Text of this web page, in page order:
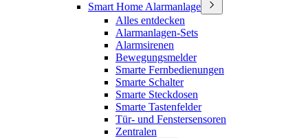
Smart Home Alarmanlage
Alles entdecken
Alarmanlagen-Sets
Alarmsirenen
Bewegungsmelder
Smarte Fernbedienungen
Smarte Schalter
Smarte Steckdosen
Smarte Tastenfelder
Tür- und Fenstersensoren
Zentralen